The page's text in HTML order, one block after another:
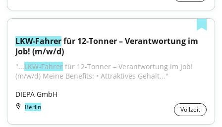
LKW-Fahrer für 12-Tonner – Verantwortung im
Job! (m/w/d)
"...LKW-Fahrer für 12-Tonner – Verantwortung im Job!
(m/w/d) Meine Benefits: • Attraktives Gehalt..."
DIEPA GmbH
Berlin Vollzeit